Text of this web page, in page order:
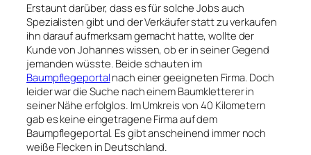
Erstaunt darüber, dass es für solche Jobs auch
Spezialisten gibt und der Verkäufer statt zu verkaufen
ihn darauf aufmerksam gemacht hatte, wollte der
Kunde von Johannes wissen, ob er in seiner Gegend
jemanden wüsste. Beide schauten im
Baumpflegeportal nach einer geeigneten Firma. Doch
leider war die Suche nach einem Baumkletterer in
seiner Nähe erfolglos. Im Umkreis von 40 Kilometern
gab es keine eingetragene Firma auf dem
Baumpflegeportal. Es gibt anscheinend immer noch
weiße Flecken in Deutschland.